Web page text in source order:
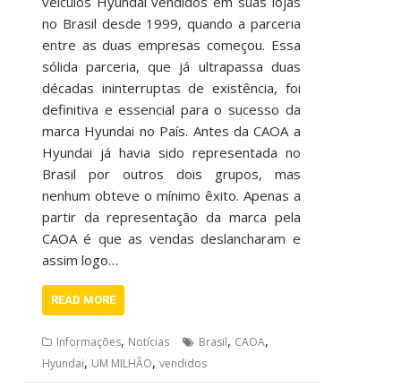
no Brasil desde 1999, quando a parceria
entre as duas empresas começou. Essa
sólida parceria, que já ultrapassa duas
décadas ininterruptas de existência, foi
definitiva e essencial para o sucesso da
marca Hyundai no País. Antes da CAOA a
Hyundai já havia sido representada no
Brasil por outros dois grupos, mas
nenhum obteve o mínimo êxito. Apenas a
partir da representação da marca pela
CAOA é que as vendas deslancharam e
assim logo…
READ MORE
Informações, Notícias Brasil, CAOA,
Hyundai, UM MILHÃO, vendidos